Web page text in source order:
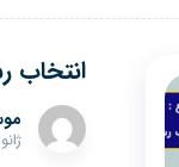
انتخاب
ژانویه